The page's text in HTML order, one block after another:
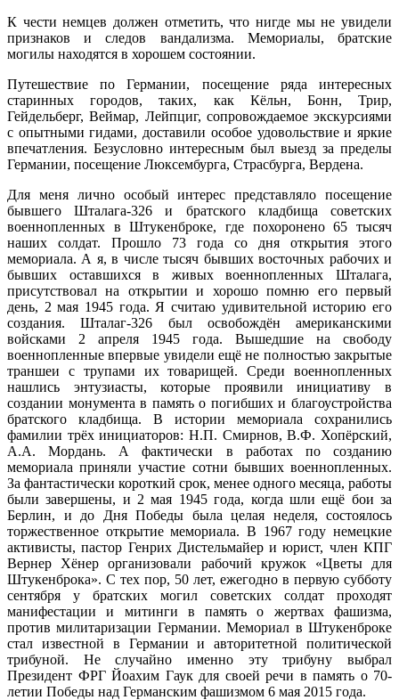
К чести немцев должен отметить, что нигде мы не увидели
признаков и следов вандализма. Мемориалы, братские
могилы находятся в хорошем состоянии.
Путешествие по Германии, посещение ряда интересных
старинных городов, таких, как Кёльн, Бонн, Трир,
Гейдельберг, Веймар, Лейпциг, сопровождаемое экскурсиями
с опытными гидами, доставили особое удовольствие и яркие
впечатления. Безусловно интересным был выезд за пределы
Германии, посещение Люксембурга, Страсбурга, Вердена.
Для меня лично особый интерес представляло посещение
бывшего Шталага-326 и братского кладбища советских
военнопленных в Штукенброке, где похоронено 65 тысяч
наших солдат. Прошло 73 года со дня открытия этого
мемориала. А я, в числе тысяч бывших восточных рабочих и
бывших оставшихся в живых военнопленных Шталага,
присутствовал на открытии и хорошо помню его первый
день, 2 мая 1945 года. Я считаю удивительной историю его
создания. Шталаг-326 был освобождён американскими
войсками 2 апреля 1945 года. Вышедшие на свободу
военнопленные впервые увидели ещё не полностью закрытые
траншеи с трупами их товарищей. Среди военнопленных
нашлись энтузиасты, которые проявили инициативу в
создании монумента в память о погибших и благоустройства
братского кладбища. В истории мемориала сохранились
фамилии трёх инициаторов: Н.П. Смирнов, В.Ф. Хопёрский,
А.А. Мордань. А фактически в работах по созданию
мемориала приняли участие сотни бывших военнопленных.
За фантастически короткий срок, менее одного месяца, работы
были завершены, и 2 мая 1945 года, когда шли ещё бои за
Берлин, и до Дня Победы была целая неделя, состоялось
торжественное открытие мемориала. В 1967 году немецкие
активисты, пастор Генрих Дистельмайер и юрист, член КПГ
Вернер Хёнер организовали рабочий кружок «Цветы для
Штукенброка». С тех пор, 50 лет, ежегодно в первую субботу
сентября у братских могил советских солдат проходят
манифестации и митинги в память о жертвах фашизма,
против милитаризации Германии. Мемориал в Штукенброке
стал известной в Германии и авторитетной политической
трибуной. Не случайно именно эту трибуну выбрал
Президент ФРГ Йоахим Гаук для своей речи в память о 70-
летии Победы над Германским фашизмом 6 мая 2015 года.